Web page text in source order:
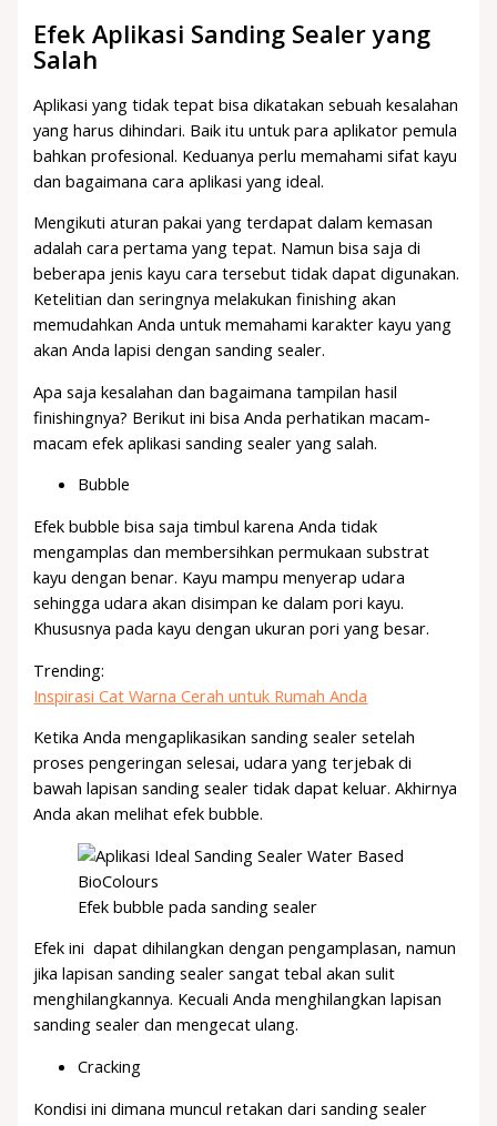
Efek Aplikasi Sanding Sealer yang
Salah
Aplikasi yang tidak tepat bisa dikatakan sebuah kesalahan
yang harus dihindari. Baik itu untuk para aplikator pemula
bahkan profesional. Keduanya perlu memahami sifat kayu
dan bagaimana cara aplikasi yang ideal.
Mengikuti aturan pakai yang terdapat dalam kemasan
adalah cara pertama yang tepat. Namun bisa saja di
beberapa jenis kayu cara tersebut tidak dapat digunakan.
Ketelitian dan seringnya melakukan finishing akan
memudahkan Anda untuk memahami karakter kayu yang
akan Anda lapisi dengan sanding sealer.
Apa saja kesalahan dan bagaimana tampilan hasil
finishingnya? Berikut ini bisa Anda perhatikan macam-
macam efek aplikasi sanding sealer yang salah.
Bubble
Efek bubble bisa saja timbul karena Anda tidak
mengamplas dan membersihkan permukaan substrat
kayu dengan benar. Kayu mampu menyerap udara
sehingga udara akan disimpan ke dalam pori kayu.
Khususnya pada kayu dengan ukuran pori yang besar.
Trending:
Inspirasi Cat Warna Cerah untuk Rumah Anda
Ketika Anda mengaplikasikan sanding sealer setelah
proses pengeringan selesai, udara yang terjebak di
bawah lapisan sanding sealer tidak dapat keluar. Akhirnya
Anda akan melihat efek bubble.
Efek bubble pada sanding sealer
Efek ini dapat dihilangkan dengan pengamplasan, namun
jika lapisan sanding sealer sangat tebal akan sulit
menghilangkannya. Kecuali Anda menghilangkan lapisan
sanding sealer dan mengecat ulang.
Cracking
Kondisi ini dimana muncul retakan dari sanding sealer